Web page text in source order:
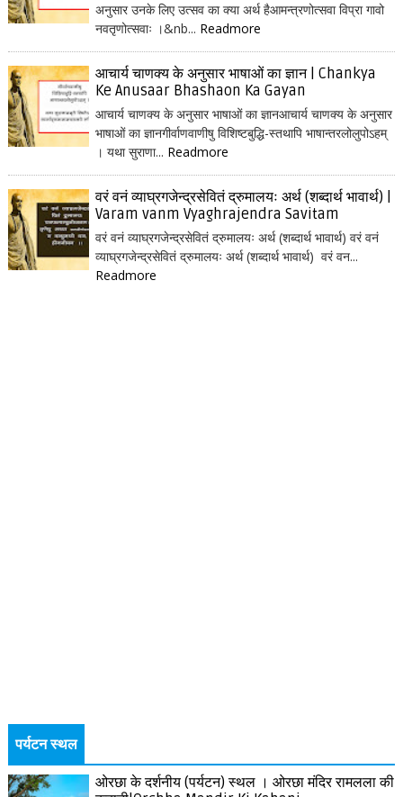
अनुसार उनके लिए उत्सव का क्या अर्थ हैआमन्त्रणोत्सवा विप्रा गावो
नवतृणोत्सवाः ।&nb... Readmore
आचार्य चाणक्य के अनुसार भाषाओं का ज्ञान | Chankya
Ke Anusaar Bhashaon Ka Gayan
आचार्य चाणक्य के अनुसार भाषाओं का ज्ञानआचार्य चाणक्य के अनुसार
भाषाओं का ज्ञानगीर्वाणवाणीषु विशिष्टबुद्धि-स्तथापि भाषान्तरलोलुपोऽहम्
। यथा सुराणा... Readmore
वरं वनं व्याघ्रगजेन्द्रसेवितं द्रुमालयः अर्थ (शब्दार्थ भावार्थ) |
Varam vanm Vyaghrajendra Savitam
वरं वनं व्याघ्रगजेन्द्रसेवितं द्रुमालयः अर्थ (शब्दार्थ भावार्थ) वरं वनं
व्याघ्रगजेन्द्रसेवितं द्रुमालयः अर्थ (शब्दार्थ भावार्थ) वरं वन...
Readmore
पर्यटन स्थल
ओरछा के दर्शनीय (पर्यटन) स्थल । ओरछा मंदिर रामलला की